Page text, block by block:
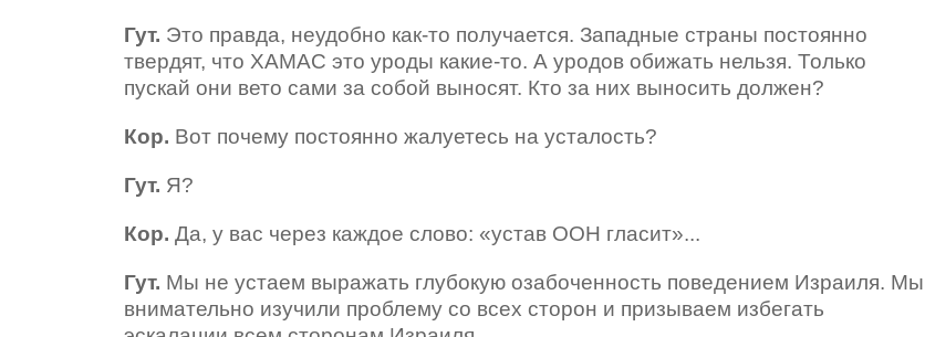
Гут. Это правда, неудобно как-то получается. Западные страны постоянно
твердят, что ХАМАС это уроды какие-то. А уродов обижать нельзя. Только
пускай они вето сами за собой выносят. Кто за них выносить должен?
Кор. Вот почему постоянно жалуетесь на усталость?
Гут. Я?
Кор. Да, у вас через каждое слово: «устав ООН гласит»...
Гут. Мы не устаем выражать глубокую озабоченность поведением Израиля. Мы
внимательно изучили проблему со всех сторон и призываем избегать